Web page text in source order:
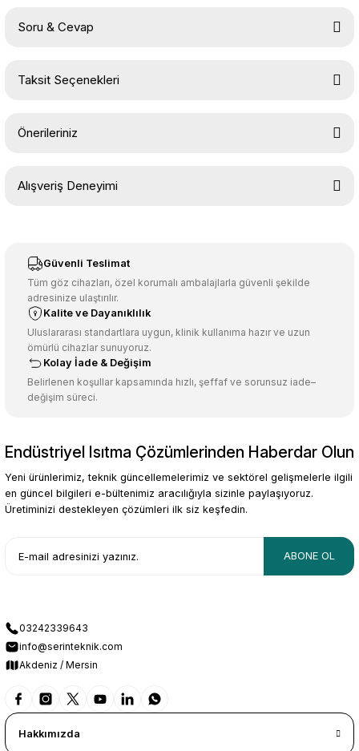
Soru & Cevap
Taksit Seçenekleri
Önerileriniz
konularda yetersiz gördüğünüz noktaları öneri formunu kullanarak
Ürün resmi kalitesiz, bozuk veya görüntülenemiyor.
Ürün açıklamasında eksik bilgiler bulunuyor.
Ürün bilgilerinde hatalar bulunuyor.
Ürün fiyatı diğer sitelerden daha pahalı.
Bu ürüne benzer farklı alternatifler olmalı.
Gönder
Alışveriş Deneyimi
Güvenli Teslimat
Tüm göz cihazları, özel korumalı ambalajlarla güvenli şekilde
adresinize ulaştırılır.
Kalite ve Dayanıklılık
Uluslararası standartlara uygun, klinik kullanıma hazır ve uzun
ömürlü cihazlar sunuyoruz.
Kolay İade & Değişim
Belirlenen koşullar kapsamında hızlı, şeffaf ve sorunsuz iade–
değişim süreci.
Endüstriyel Isıtma Çözümlerinden Haberdar Olun
Yeni ürünlerimiz, teknik güncellemelerimiz ve sektörel gelişmelerle ilgili
en güncel bilgileri e-bültenimiz aracılığıyla sizinle paylaşıyoruz.
Üretiminizi destekleyen çözümleri ilk siz keşfedin.
ABONE OL
03242339643
info@serinteknik.com
Akdeniz / Mersin
Hakkımızda